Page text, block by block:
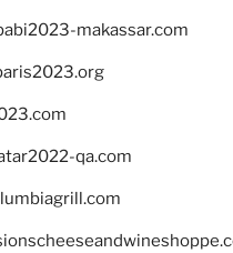
makassar.com
qa.com